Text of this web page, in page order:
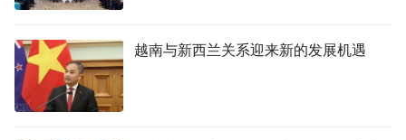
越南与新西兰关系迎来新的发展机遇